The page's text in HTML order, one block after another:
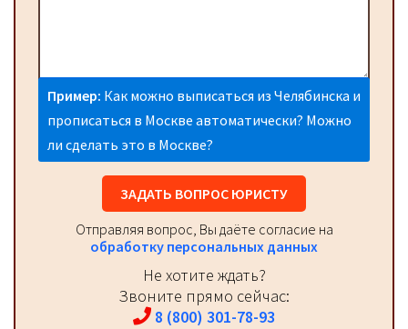
Пример: Как можно выписаться из Челябинска и
прописаться в Москве автоматически? Можно
ли сделать это в Москве?
ЗАДАТЬ ВОПРОС ЮРИСТУ
Отправляя вопрос, Вы даёте согласие на
обработку персональных данных
Не хотите ждать?
Звоните прямо сейчас:
8 (800) 301-78-93